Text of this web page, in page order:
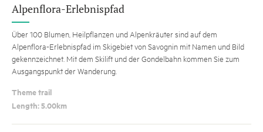
Alpenflora-Erlebnispfad
Über 100 Blumen, Heilpflanzen und Alpenkräuter sind auf dem
Alpenflora-Erlebnispfad im Skigebiet von Savognin mit Namen und Bild
gekennzeichnet. Mit dem Skilift und der Gondelbahn kommen Sie zum
Ausgangspunkt der Wanderung.
Theme trail
Length: 5.00km